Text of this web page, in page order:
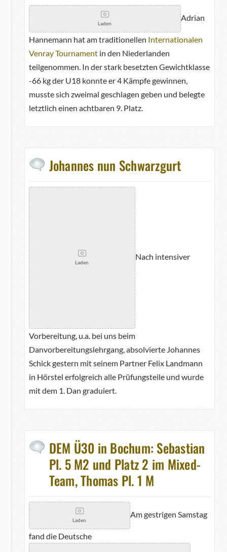
Laden
Adrian
Hannemann hat am traditionellen Internationalen
Venray Tournamentin den Niederlanden
teilgenommen. In der stark besetzten Gewichtklasse
-66 kg der U18 konnte er 4 Kämpfe gewinnen,
musste sich zweimal geschlagen geben und belegte
letztlich einen achtbaren 9. Platz.
Johannes nun Schwarzgurt
Laden
Nach intensiver
Vorbereitung, u.a. bei uns beim
Danvorbereitungslehrgang, absolvierte Johannes
Schick gestern mit seinem Partner Felix Landmann
in Hörstel erfolgreich alle Prüfungsteile und wurde
mit dem 1. Dan graduiert.
DEM Ü30 in Bochum: Sebastian
Pl. 5 M2 und Platz 2 im Mixed-
Team, Thomas Pl. 1 M
Laden
Am gestrigen Samstag
fand die Deutsche